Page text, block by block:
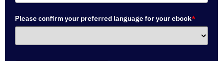
Please confirm your preferred language for your ebook*